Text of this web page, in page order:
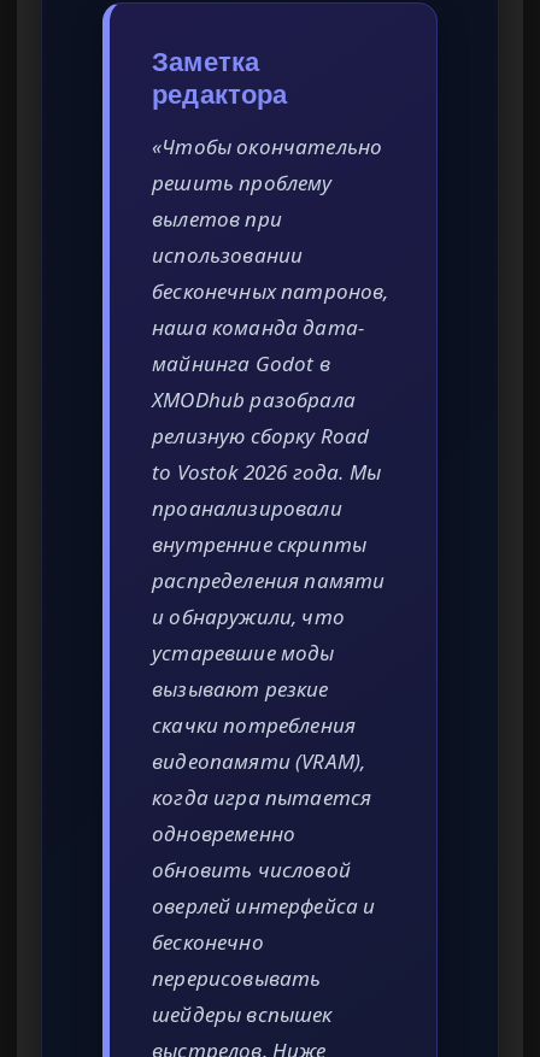
Заметка
редактора
«Чтобы окончательно
решить проблему
вылетов при
использовании
бесконечных патронов,
наша команда дата-
майнинга Godot в
XMODhub разобрала
релизную сборку Road
to Vostok 2026 года. Мы
проанализировали
внутренние скрипты
распределения памяти
и обнаружили, что
устаревшие моды
вызывают резкие
скачки потребления
видеопамяти (VRAM),
когда игра пытается
одновременно
обновить числовой
оверлей интерфейса и
бесконечно
перерисовывать
шейдеры вспышек
выстрелов. Ниже